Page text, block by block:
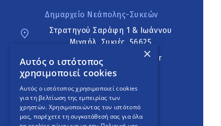
Δημαρχείο Νεάπολης-Συκεών
Στρατηγού Σαράφη 1 & Ιωάννου
Μιχαήλ, Συκιές, 56625
neapoli.sykies@ddt.gov.gr
Ακολουθήστε
English Version
×
Αυτός ο ιστότοπος
χρησιμοποιεί cookies
Αυτός ο ιστότοπος χρησιμοποιεί cookies
για τη βελτίωση της εμπειρίας των
χρηστών. Χρησιμοποιώντας τον ιστότοπό
μας, παρέχετε τη συγκατάθεσή σας για όλα